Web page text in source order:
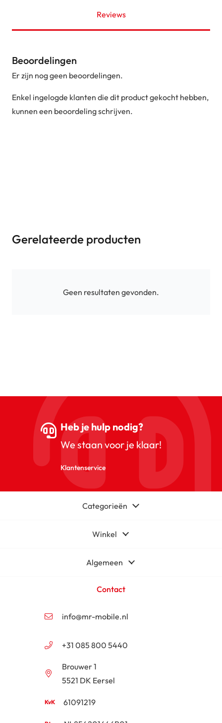
Reviews
Beoordelingen
Er zijn nog geen beoordelingen.
Enkel ingelogde klanten die dit product gekocht hebben,
kunnen een beoordeling schrijven.
Gerelateerde producten
Geen resultaten gevonden.
Heb je hulp nodig?
We staan voor je klaar!
Klantenservice
Categorieën
Winkel
Algemeen
Contact
info@mr-mobile.nl
+31 085 800 5440
Brouwer 1
5521 DK Eersel
61091219